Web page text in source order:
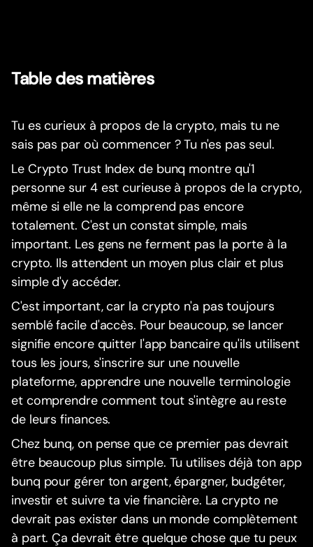
Table des matières
Tu es curieux à propos de la crypto, mais tu ne
sais pas par où commencer ? Tu n'es pas seul.
Le Crypto Trust Index de bunq montre qu'1
personne sur 4 est curieuse à propos de la crypto,
même si elle ne la comprend pas encore
totalement. C'est un constat simple, mais
important. Les gens ne ferment pas la porte à la
crypto. Ils attendent un moyen plus clair et plus
simple d'y accéder.
C'est important, car la crypto n'a pas toujours
semblé facile d'accès. Pour beaucoup, se lancer
signifie encore quitter l'app bancaire qu'ils utilisent
tous les jours, s'inscrire sur une nouvelle
plateforme, apprendre une nouvelle terminologie
et comprendre comment tout s'intègre au reste
de leurs finances.
Chez bunq, on pense que ce premier pas devrait
être beaucoup plus simple. Tu utilises déjà ton app
bunq pour gérer ton argent, épargner, budgéter,
investir et suivre ta vie financière. La crypto ne
devrait pas exister dans un monde complètement
à part. Ça devrait être quelque chose que tu peux